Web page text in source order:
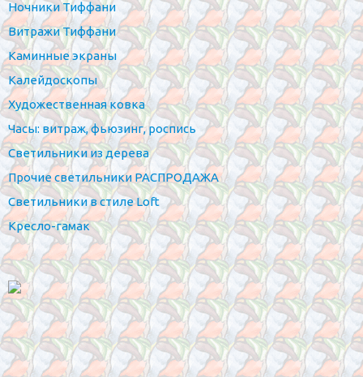
Ночники Тиффани
Витражи Тиффани
Каминные экраны
Калейдоскопы
Художественная ковка
Часы: витраж, фьюзинг, роспись
Светильники из дерева
Прочие светильники РАСПРОДАЖА
Светильники в стиле Loft
Кресло-гамак